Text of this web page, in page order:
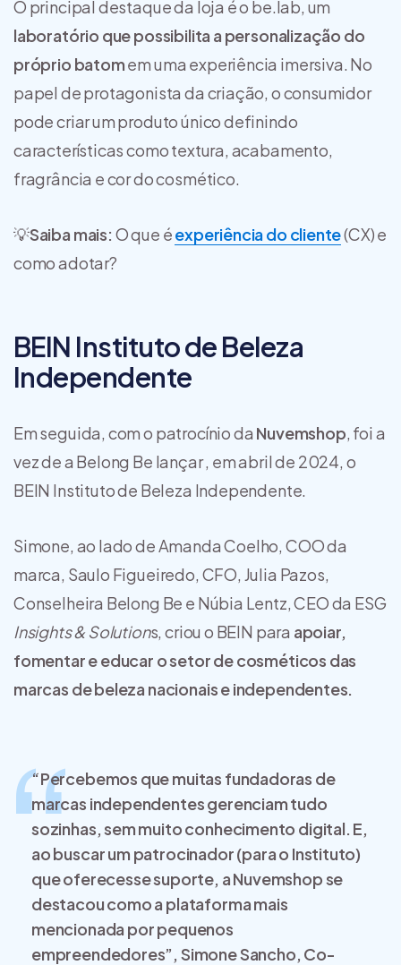
O principal destaque da loja é o be.lab, um
laboratório que possibilita a personalização do
próprio batomem uma experiência imersiva. No
papel de protagonista da criação, o consumidor
pode criar um produto único definindo
características como textura, acabamento,
fragrância e cor do cosmético.
💡Saiba mais: O que éexperiência do cliente(CX) e
como adotar?
BEIN Instituto de Beleza
Independente
Em seguida, com o patrocínio da Nuvemshop, foi a
vez de a Belong Be lançar , em abril de 2024, o
BEIN Instituto de Beleza Independente.
Simone, ao lado de Amanda Coelho, COO da
marca, Saulo Figueiredo, CFO, Julia Pazos,
Conselheira Belong Be e Núbia Lentz, CEO da ESG
Insights & Solutions, criou o BEIN para apoiar,
fomentar e educar o setor de cosméticos das
marcas de beleza nacionais e independentes.
“Percebemos que muitas fundadoras de
marcas independentes gerenciam tudo
sozinhas, sem muito conhecimento digital. E,
ao buscar um patrocinador (para o Instituto)
que oferecesse suporte, aNuvemshop se
destacou como a plataforma mais
mencionada por pequenos
empreendedores”, Simone Sancho, Co-